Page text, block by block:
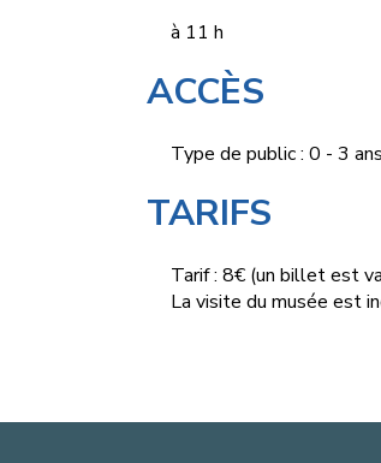
à 11 h
ACCÈS
Type de public : 0 - 3 ans
TARIFS
Tarif : 8€ (un billet est
La visite du musée est